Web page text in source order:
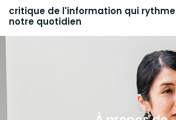
Skip
content
critique de l'information qui rythme
notre quotidien